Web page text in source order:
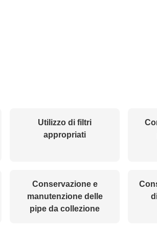
Utilizzo di filtri
appropriati
Conservazione e
manutenzione delle
pipe da collezione